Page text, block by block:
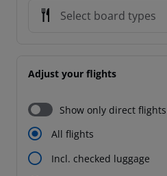
Select board types
Adjust your flights
Show only direct flights
All flights
Incl. checked luggage